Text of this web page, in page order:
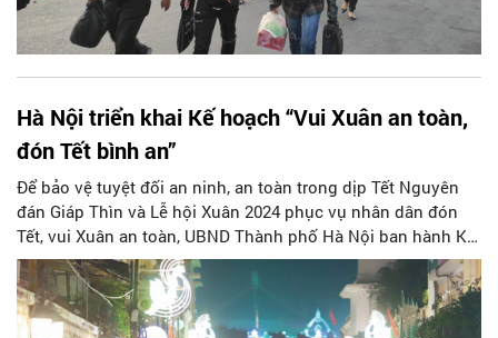
Hà Nội triển khai Kế hoạch “Vui Xuân an toàn,
đón Tết bình an”
Để bảo vệ tuyệt đối an ninh, an toàn trong dịp Tết Nguyên
đán Giáp Thìn và Lễ hội Xuân 2024 phục vụ nhân dân đón
Tết, vui Xuân an toàn, UBND Thành phố Hà Nội ban hành Kế
hoạch 300/KH-UBND với chủ đề “Vui Xuân an toàn, đón Tết
bình an”.